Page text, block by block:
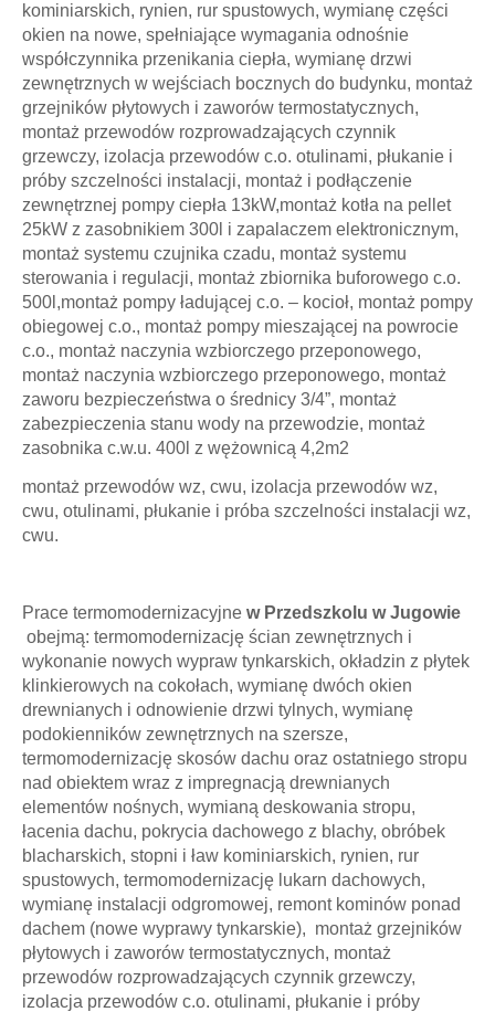
kominiarskich, rynien, rur spustowych, wymianę części
okien na nowe, spełniające wymagania odnośnie
współczynnika przenikania ciepła, wymianę drzwi
zewnętrznych w wejściach bocznych do budynku, montaż
grzejników płytowych i zaworów termostatycznych,
montaż przewodów rozprowadzających czynnik
grzewczy, izolacja przewodów c.o. otulinami, płukanie i
próby szczelności instalacji, montaż i podłączenie
zewnętrznej pompy ciepła 13kW,montaż kotła na pellet
25kW z zasobnikiem 300l i zapalaczem elektronicznym,
montaż systemu czujnika czadu, montaż systemu
sterowania i regulacji, montaż zbiornika buforowego c.o.
500l,montaż pompy ładującej c.o. – kocioł, montaż pompy
obiegowej c.o., montaż pompy mieszającej na powrocie
c.o., montaż naczynia wzbiorczego przeponowego,
montaż naczynia wzbiorczego przeponowego, montaż
zaworu bezpieczeństwa o średnicy 3/4”, montaż
zabezpieczenia stanu wody na przewodzie, montaż
zasobnika c.w.u. 400l z wężownicą 4,2m2
montaż przewodów wz, cwu, izolacja przewodów wz,
cwu, otulinami, płukanie i próba szczelności instalacji wz,
cwu.
Prace termomodernizacyjne w Przedszkolu w Jugowie
obejmą: termomodernizację ścian zewnętrznych i
wykonanie nowych wypraw tynkarskich, okładzin z płytek
klinkierowych na cokołach, wymianę dwóch okien
drewnianych i odnowienie drzwi tylnych, wymianę
podokienników zewnętrznych na szersze,
termomodernizację skosów dachu oraz ostatniego stropu
nad obiektem wraz z impregnacją drewnianych
elementów nośnych, wymianą deskowania stropu,
łacenia dachu, pokrycia dachowego z blachy, obróbek
blacharskich, stopni i ław kominiarskich, rynien, rur
spustowych, termomodernizację lukarn dachowych,
wymianę instalacji odgromowej, remont kominów ponad
dachem (nowe wyprawy tynkarskie), montaż grzejników
płytowych i zaworów termostatycznych, montaż
przewodów rozprowadzających czynnik grzewczy,
izolacja przewodów c.o. otulinami, płukanie i próby